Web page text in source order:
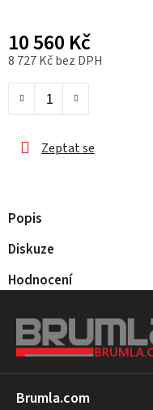
10 560 Kč
8 727 Kč bez DPH
Zeptat se
Popis
Diskuze
Hodnocení
a
Brumla.com